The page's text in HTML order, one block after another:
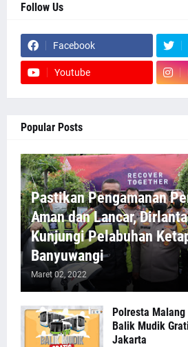
Follow Us
Facebook
Youtube
Popular Posts
Pastikan Pengamanan
Aman dan Lancar,
Kunjungi Pelabuhan
Banyuwangi
Maret 02, 2022
Polresta
Balik Mudik
Jakarta